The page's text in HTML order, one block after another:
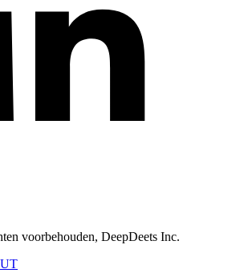
voorbehouden, DeepDeets Inc.